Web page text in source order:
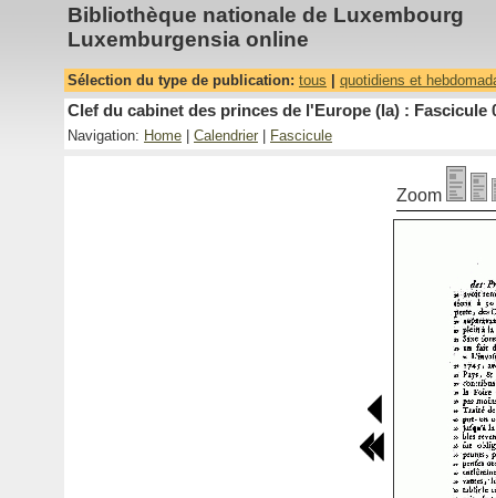
Bibliothèque nationale de Luxembourg
Luxemburgensia online
Sélection du type de publication: tous quotidiens et
Clef du cabinet des princes de l'Europe (la) : Fascicule
Navigation: Home Calendrier Fascicule
Zoom